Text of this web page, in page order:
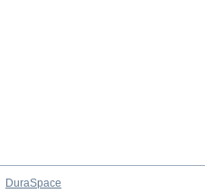
DuraSpace